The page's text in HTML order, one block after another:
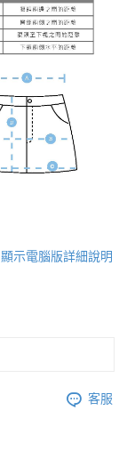
顯示電腦版詳細說明
客服